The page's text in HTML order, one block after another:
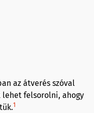
az átverés szóval
felsorolni, ahogy
1